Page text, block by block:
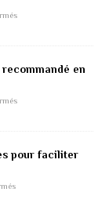
recommandé en
pour faciliter